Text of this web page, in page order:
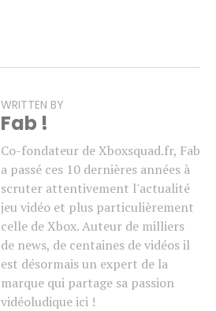
WRITTEN BY
Fab !
Co-fondateur de Xboxsquad.fr, Fab
a passé ces 10 dernières années à
scruter attentivement l'actualité
jeu vidéo et plus particulièrement
celle de Xbox. Auteur de milliers
de news, de centaines de vidéos il
est désormais un expert de la
marque qui partage sa passion
vidéoludique ici !